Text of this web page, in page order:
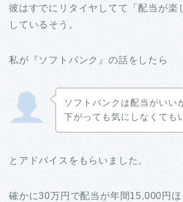
彼はすでにリタイヤしてて「配当が楽
しているそう。
私が『ソフトバンク』の話をしたら
ソフトバンクは配当がいい
下がっても気にしなくても
とアドバイスをもらいました。
確かに30万円で配当が年間15,000円